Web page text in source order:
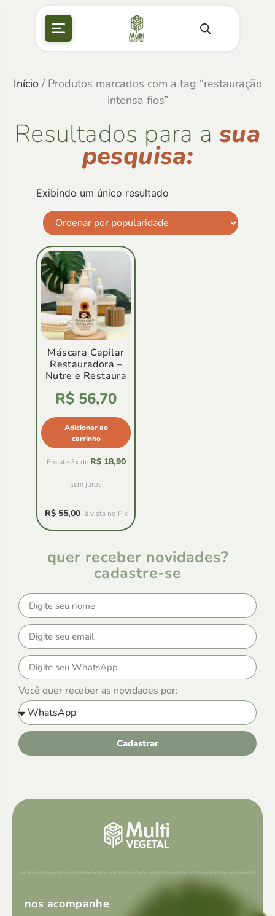
Início/ Produtos marcados com a tag “restauração
intensa fios”
Resultados para a sua
pesquisa:
Exibindo um único resultado
Máscara Capilar
Restauradora –
Nutre e Restaura
4.78
de
5
R$ 56,70
Adicionar ao
carrinho
Em até 3x de R$18,90
sem juros
R$55,00 à vista no Pix
quer receber novidades?
cadastre-se
Você quer receber as novidades por:
Cadastrar
nos acompanhe